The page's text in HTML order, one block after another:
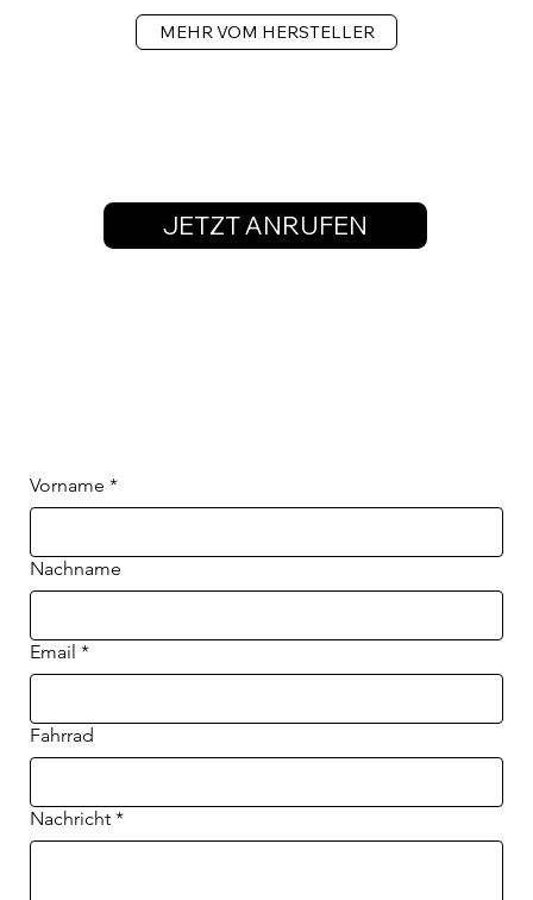
MEHR VOM HERSTELLER
Vorname *
Nachname
Email *
Fahrrad
Nachricht *
JETZT ANRUFEN